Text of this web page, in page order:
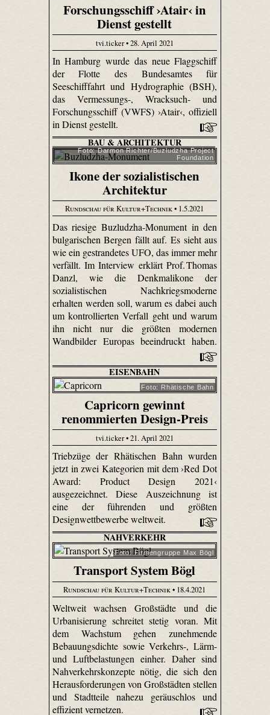
Forschungsschiff ›Atair‹ in
Dienst gestellt
tvi.ticker • 28. April 2021
In Hamburg wurde das neue Flaggschiff
der Flotte des Bundesamtes für
Seeschifffahrt und Hydrographie (BSH),
das Vermessungs-, Wracksuch- und
Forschungsschiff (VWFS) ›Atair‹, offiziell
in Dienst gestellt.
BAU & ARCHITEKTUR
Foto: Darmon Richter/Buzludzha Project
Foundation
Ikone der sozialistischen
Architektur
Rundschau für Kultur+Technik• 1.5.2021
Das riesige Buzludzha-Monument in den
bulgarischen Bergen fällt auf. Es sieht aus
wie ein gestrandetes UFO, das immer mehr
verfällt. Im Interview erklärt Prof. Thomas
Danzl, wie die Denkmalikone der
sozialistischen Nachkriegsmoderne
erhalten werden soll, warum es dabei auch
um kontrollierten Verfall geht und warum
ihn nicht nur die größten modernen
Wandbilder Europas beeindruckt haben.
EISENBAHN
Foto: Rhätische Bahn
Capricorn gewinnt
renommierten Design-Preis
tvi.ticker • 21. April 2021
Triebzüge der Rhätischen Bahn wurden
jetzt in zwei Kategorien mit dem ›Red Dot
Award: Product Design 2021‹
ausgezeichnet. Diese Auszeichnung ist
eine der führenden und größten
Designwettbewerbe weltweit.
NAHVERKEHR
Foto: Firmengruppe Max Bögl
Transport System Bögl
Rundschau für Kultur+Technik• 18.4.2021
Weltweit wachsen Großstädte und die
Urbanisierung schreitet stetig voran. Mit
dem Wachstum gehen zunehmende
Bebauungsdichte sowie Verkehrs-, Lärm-
und Luftbelastungen einher. Daher sind
Nahverkehrskonzepte nötig, die sich den
Herausforderungen von Großstädten stellen
und Stadtteile nahezu geräuschlos und
effizient vernetzen.